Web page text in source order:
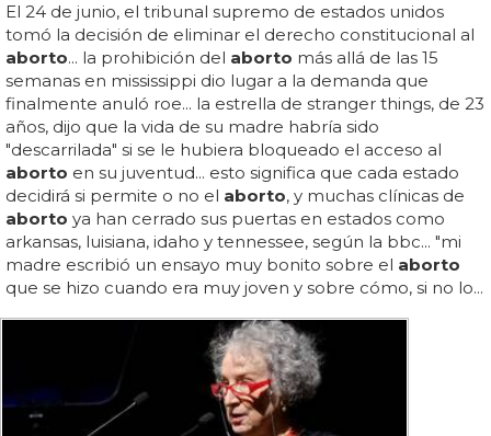
El 24 de junio, el tribunal supremo de estados unidos
tomó la decisión de eliminar el derecho constitucional al
aborto... la prohibición del aborto más allá de las 15
semanas en mississippi dio lugar a la demanda que
finalmente anuló roe... la estrella de stranger things, de 23
años, dijo que la vida de su madre habría sido
"descarrilada" si se le hubiera bloqueado el acceso al
aborto en su juventud... esto significa que cada estado
decidirá si permite o no el aborto, y muchas clínicas de
aborto ya han cerrado sus puertas en estados como
arkansas, luisiana, idaho y tennessee, según la bbc... "mi
madre escribió un ensayo muy bonito sobre el aborto
que se hizo cuando era muy joven y sobre cómo, si no lo...